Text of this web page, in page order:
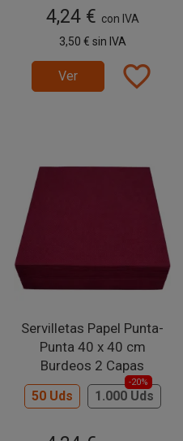
4,24 € con IVA
3,50 € sin IVA
Ver favorite_border
Servilletas Papel Punta-
Punta 40 x 40 cm
Burdeos 2 Capas
50 Uds 1.000 Uds
-20%